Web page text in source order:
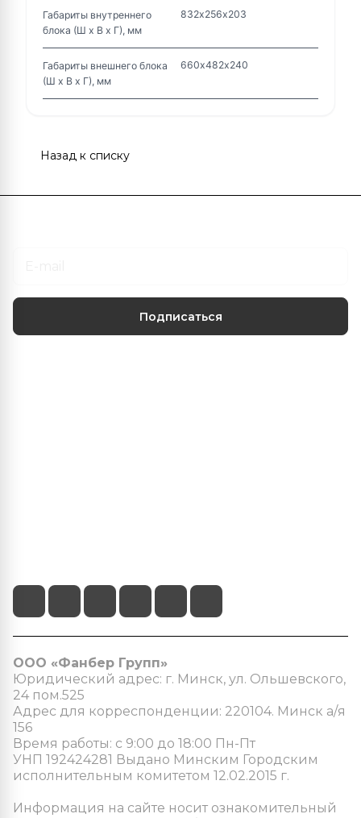
Габариты внутреннего
блока (Ш х В х Г), мм
832х256х203
Габариты внешнего блока
(Ш х В х Г), мм
660х482х240
Назад к списку
Подписаться
ООО «Фанбер Групп»
Юридический адрес: г. Минск, ул. Ольшевского,
24 пом.525
Адрес для корреспонденции: 220104. Минск а/я
156
Время работы: с 9:00 до 18:00 Пн-Пт
УНП 192424281 Выдано Минским Городским
исполнительным комитетом 12.02.2015 г.
Информация на сайте носит ознакомительный